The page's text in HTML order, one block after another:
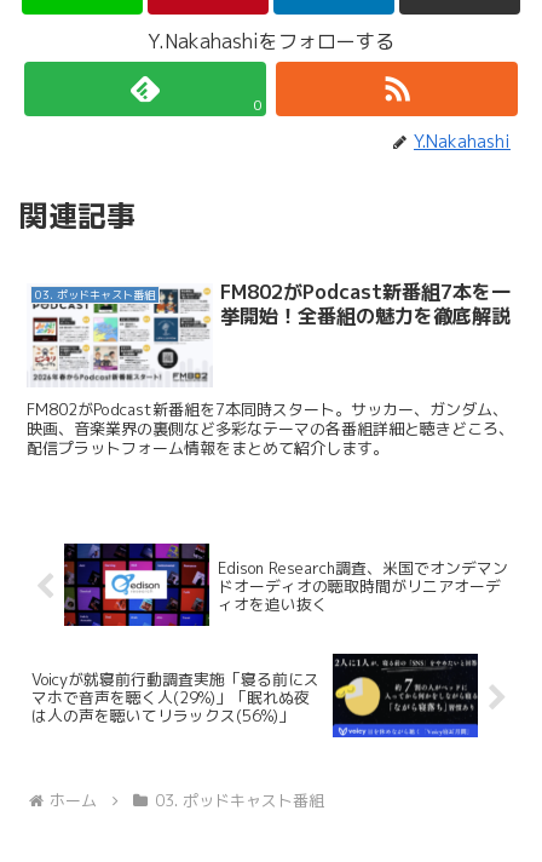
Y.Nakahashiをフォローする
0
Y.Nakahashi
関連記事
03. ポッドキャスト番組
FM802がPodcast新番組7本を一
挙開始！全番組の魅力を徹底解説
FM802がPodcast新番組を7本同時スタート。サッカー、ガンダム、
映画、音楽業界の裏側など多彩なテーマの各番組詳細と聴きどころ、
配信プラットフォーム情報をまとめて紹介します。
Edison Research調査、米国でオンデマン
ドオーディオの聴取時間がリニアオーデ
ィオを追い抜く
Voicyが就寝前行動調査実施「寝る前にス
マホで音声を聴く人(29%)」「眠れぬ夜
は人の声を聴いてリラックス(56%)」
ホーム 03. ポッドキャスト番組